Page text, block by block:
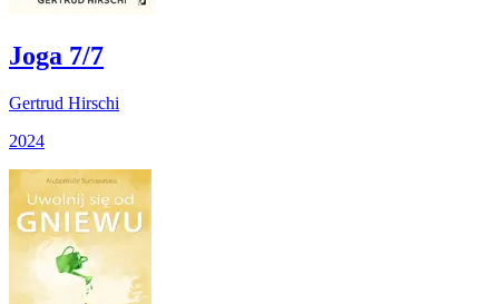
Joga 7/7
Gertrud Hirschi
2024